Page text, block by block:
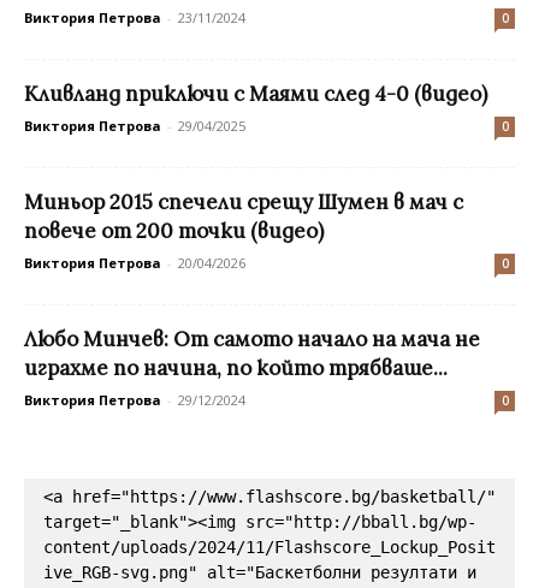
Виктория Петрова - 23/11/2024 0
Кливланд приключи с Маями след 4-0 (видео)
Виктория Петрова - 29/04/2025 0
Миньор 2015 спечели срещу Шумен в мач с
повече от 200 точки (видео)
Виктория Петрова - 20/04/2026 0
Любо Минчев: От самото начало на мача не
играхме по начина, по който трябваше...
Виктория Петрова - 29/12/2024 0
<a href="https://www.flashscore.bg/basketball/"
target="_blank"><img src="http://bball.bg/wp-
content/uploads/2024/11/Flashscore_Lockup_Posit
ive_RGB-svg.png" alt="Баскетболни резултати и